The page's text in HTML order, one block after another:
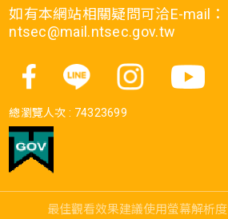
如有本網站相關疑問可洽E-mail：
ntsec@mail.ntsec.gov.tw
總瀏覽人次 : 74323699
最佳觀看效果建議使用螢幕解析